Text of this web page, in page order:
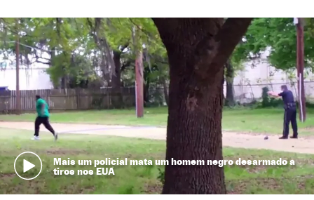
Mais um policial mata um homem negro desarmado a
tiros nos EUA